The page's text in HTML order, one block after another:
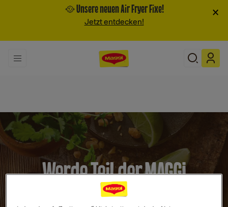
🥘 Unsere neuen Air Fryer Fixe!
Jetzt entdecken!
×
Werde Teil der MAGGI
Community